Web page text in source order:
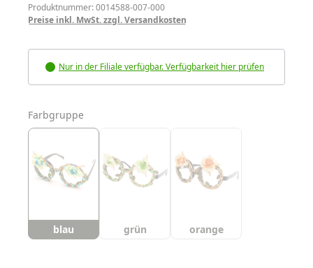
Produktnummer: 0014588-007-000
Preise inkl. MwSt. zzgl. Versandkosten
Nur in der Filiale verfügbar. Verfügbarkeit hier prüfen
Farbgruppe
blau grün orange